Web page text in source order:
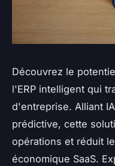
Découvrez le
l'ERP intelligent qui
d'entreprise. Alliant
prédictive, cette
opérations et réduit
économique SaaS.